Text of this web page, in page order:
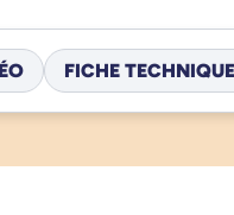
FICHE TECHNIQUE